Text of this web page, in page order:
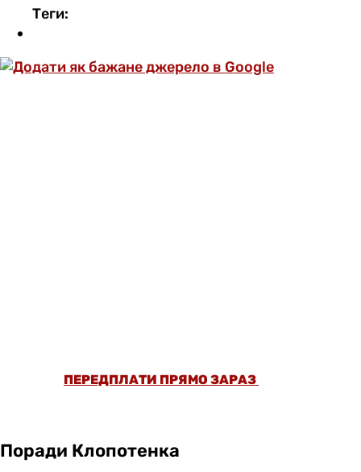
Теги:
ПЕРЕДПЛАТИ ПРЯМО ЗАРАЗ
Поради Клопотенка